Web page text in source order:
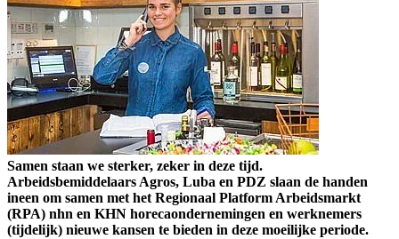
Samen staan we sterker, zeker in deze tijd.
Arbeidsbemiddelaars Agros, Luba en PDZ slaan de handen
ineen om samen met het Regionaal Platform Arbeidsmarkt
(RPA) nhn en KHN horecaondernemingen en werknemers
(tijdelijk) nieuwe kansen te bieden in deze moeilijke periode.